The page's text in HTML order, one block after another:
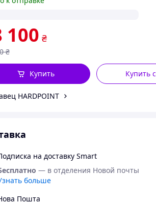
100 ₴
₴
Купить
Купить
HARDPOINT
на доставку Smart
— в отделения Новой почты
больше
Пошта